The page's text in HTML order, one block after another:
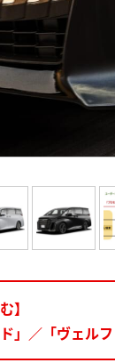
】
」／「ヴェル